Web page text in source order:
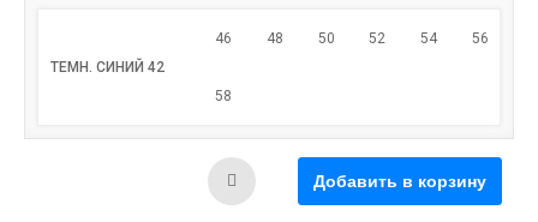
ТЕМН. СИНИЙ 42
46 48 50 52 54 56
58